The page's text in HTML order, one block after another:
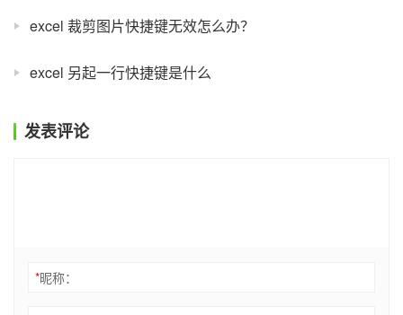
excel 裁剪图片快捷键无效怎么办？
excel 另起一行快捷键是什么
发表评论
*昵称：